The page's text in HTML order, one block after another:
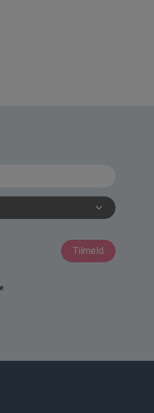
Tilmeld